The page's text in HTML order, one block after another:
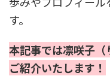
す。
本記事では凛咲子
ご紹介いたします！